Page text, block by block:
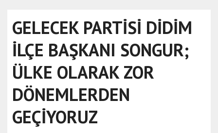
GELECEK PARTİSİ DİDİM
İLÇE BAŞKANI SONGUR;
ÜLKE OLARAK ZOR
DÖNEMLERDEN
GEÇİYORUZ